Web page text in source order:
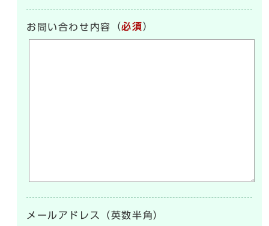
お問い合わせ内容 （必須）
メールアドレス（英数半角）